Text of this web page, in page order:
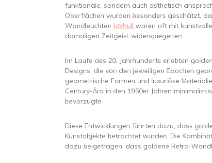
funktionale, sondern auch ästhetisch
Oberflächen wurden besonders geschätzt,
Wandleuchten jayhull waren oft mit
damaligen Zeitgeist widerspiegelten.
Im Laufe des 20. Jahrhunderts erlebten
Designs, die von den jeweiligen Epochen
geometrische Formen und luxuriöse
Century-Ära in den 1950er Jahren
bevorzugte.
Diese Entwicklungen führten dazu, dass
Kunstobjekte betrachtet wurden. Die
dazu beigetragen, dass goldene Retro-